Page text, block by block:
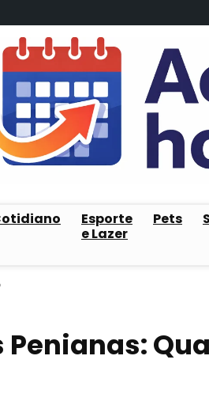
Esporte
e Lazer
Pets
Penianas: